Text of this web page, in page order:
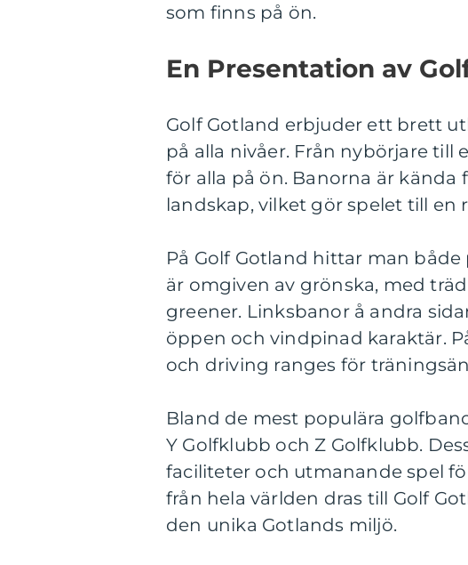
som finns på ön.
En Presentation av
Golf Gotland erbjuder ett brett
på alla nivåer. Från nybörjare
för alla på ön. Banorna är kända
landskap, vilket gör spelet till en
På Golf Gotland hittar man
är omgiven av grönska, med
greener. Linksbanor å andra
öppen och vindpinad karaktär.
och driving ranges för
Bland de mest populära
Y Golfklubb och Z Golfklubb.
faciliteter och utmanande spel
från hela världen dras till Golf
den unika Gotlands miljö.